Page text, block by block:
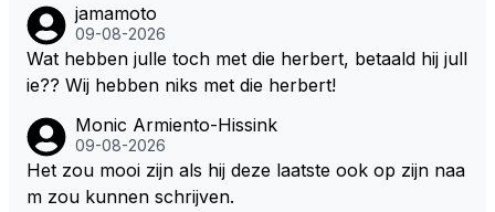
jamamoto
09-08-2026
Wat hebben julle toch met die herbert, betaald hij jull
ie?? Wij hebben niks met die herbert!
Monic Armiento-Hissink
09-08-2026
Het zou mooi zijn als hij deze laatste ook op zijn naa
m zou kunnen schrijven.